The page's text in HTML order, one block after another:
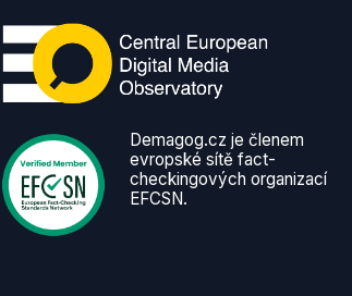
Demagog.cz je členem
evropské sítě fact-
checkingových organizací
EFCSN.